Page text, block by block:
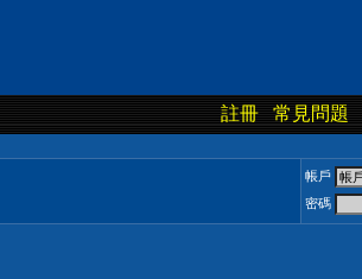
註冊 常見問題
帳戶
密碼